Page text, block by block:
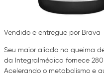
Vendido e entregue por Brava
Seu maior aliado na queima
da Integralmédica fornece
Acelerando o metabolismo e